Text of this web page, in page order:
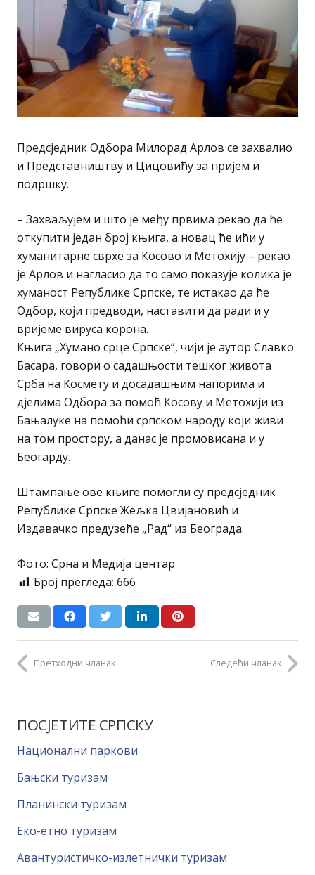
Предсједник Одбора Милорад Арлов се захвалио
и Представништву и Цицовићу за пријем и
подршку.
– Захваљујем и што је међу првима рекао да ће
откупити један број књига, а новац ће ићи у
хуманитарне сврхе за Косово и Метохију – рекао
је Арлов и нагласио да то само показује колика је
хуманост Репyблике Српске, те истакао да ће
Одбор, који предводи, наставити да ради и у
вријеме вируса корона.
Књига „Хумано срце Српске“, чији је аутор Славко
Басара, говори о садашњости тешког живота
Срба на Космету и досадашњим напорима и
дјелима Одбора за помоћ Косову и Метохији из
Бањалуке на помоћи српском народу који живи
на том простору, а данас је промовисана и у
Беогарду.
Штампање ове књиге помогли су предсједник
Републике Српске Жељка Цвијановић и
Издавачко предузеће „Рад“ из Београда.
Фото: Срна и Медија центар
Број прегледа: 666
Претходни чланак Следећи чланак
ПОСЈЕТИТЕ СРПСКУ
Национални паркови
Бањски туризам
Планински туризам
Еко-етно туризам
Авантуристичко-излетнички туризам